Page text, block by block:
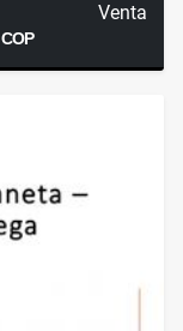
Venta
COP